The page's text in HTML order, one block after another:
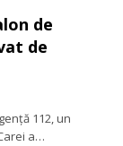
de
de
112, un
a…